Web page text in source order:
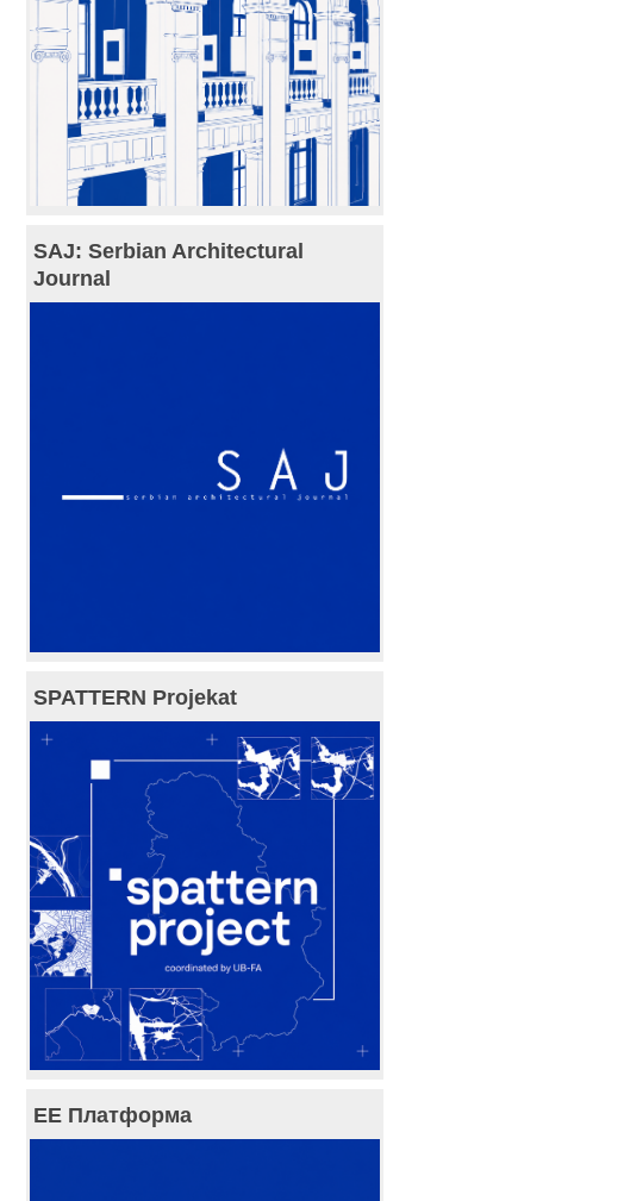
SAJ: Serbian Architectural
Journal
SPATTERN Projekat
ЕЕ Платформа